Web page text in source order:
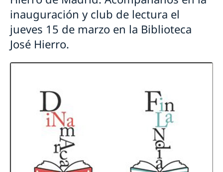
inauguración y club de lectura el
jueves 15 de marzo en la Biblioteca
José Hierro.